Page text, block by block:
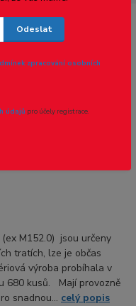
M152.0) jsou určeny
tratích, lze je občas
výroba probíhala v
680 kusů. Mají provozně
snadnou... celý popis
Odeslat
zpracování osobních
údajů pro účely registrace.